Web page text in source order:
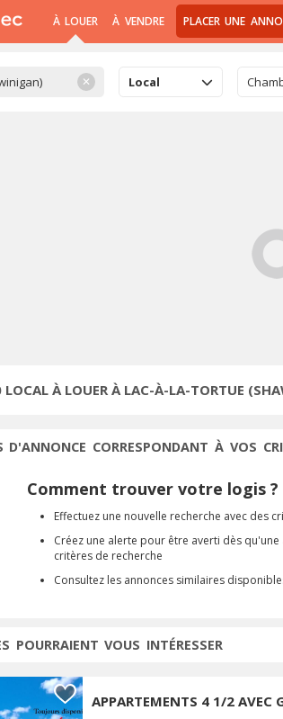
À LOUER À VENDRE PLACER UNE
✕ Local
LOCAL À LOUER À LAC-À-LA-TORTUE
CORRESPONDANT À VOS
Comment trouver votre logis ?
Effectuez une nouvelle recherche avec des
Créez une alerte pour être averti dès
critères de recherche
Consultez les annonces similaires
POURRAIENT VOUS INTÉRESSER
APPARTEMENTS 4 1/2 AVEC